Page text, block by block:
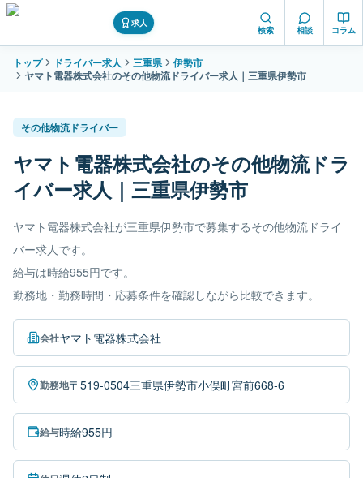
求人
検索 相談 コラム
トップ ドライバー求人 三重県
伊勢市
ヤマト電器株式会社のその他物流ドライバー求人｜三重県伊勢市
その他物流ドライバー
ヤマト電器株式会社のその他物流ドラ
イバー求人｜三重県伊勢市
ヤマト電器株式会社が三重県伊勢市で募集するその他物流ドライ
バー求人です。
給与は時給955円です。
勤務地・勤務時間・応募条件を確認しながら比較できます。
会社ヤマト電器株式会社
勤務地〒519-0504三重県伊勢市小俣町宮前668-6
給与時給955円